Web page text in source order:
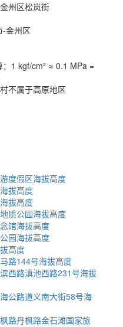
州区松岚街
-金州区
1 kgf/cm² ≈ 0.1 MPa =
不属于高原地区
度假区海拔高度
拔高度
拔高度
质公园海拔高度
馆海拔高度
园海拔高度
高度
路144号海拔高度
西路滇池西路231号海拔
公路道义南大街58号海
路丹枫路金石滩国家旅